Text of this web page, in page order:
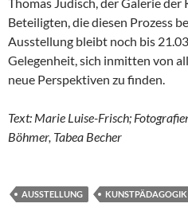
Beteiligten, die diesen Prozess
Ausstellung bleibt noch bis
Gelegenheit, sich inmitten von
neue Perspektiven zu finden.
Text: Marie Luise-Frisch;
Böhmer, Tabea Becher
AUSSTELLUNG KUNSTPÄDAGOGIK